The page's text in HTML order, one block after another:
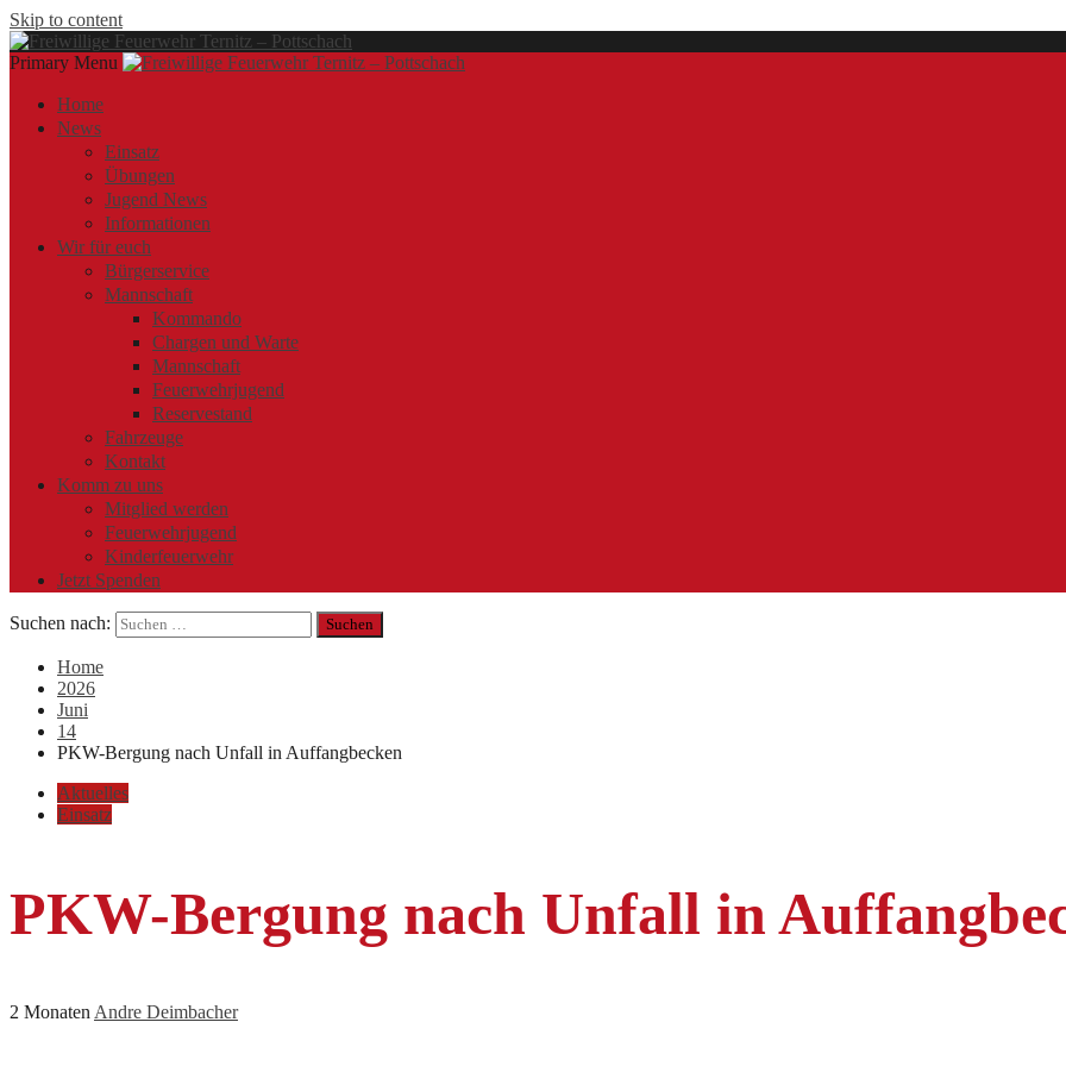
Skip to content
Primary Menu
Freiwillige Feuerwehr Ternitz – Pottschach
Home
News
Einsatz
Übungen
Jugend News
Informationen
Wir für euch
Bürgerservice
Mannschaft
Kommando
Chargen und Warte
Mannschaft
Feuerwehrjugend
Reservestand
Fahrzeuge
Kontakt
Komm zu uns
Mitglied werden
Feuerwehrjugend
Kinderfeuerwehr
Jetzt Spenden
Suchen nach:
Home
2026
Juni
14
PKW-Bergung nach Unfall in Auffangbecken
Aktuelles
Einsatz
PKW-Bergung nach Unfall in
2 Monaten Andre Deimbacher